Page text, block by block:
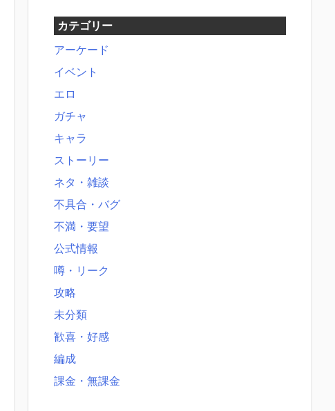
カテゴリー
アーケード
イベント
エロ
ガチャ
キャラ
ストーリー
ネタ・雑談
不具合・バグ
不満・要望
公式情報
噂・リーク
攻略
未分類
歓喜・好感
編成
課金・無課金